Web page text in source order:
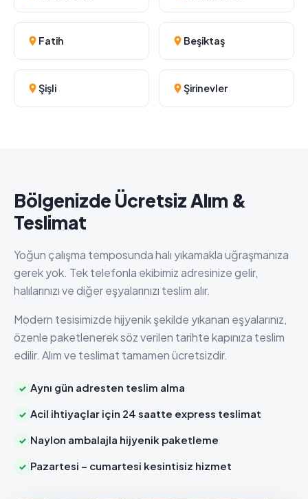
Fatih Beşiktaş
Şişli Şirinevler
Bölgenizde Ücretsiz Alım &
Teslimat
Yoğun çalışma temposunda halı yıkamakla uğraşmanıza
gerek yok. Tek telefonla ekibimiz adresinize gelir,
halılarınızı ve diğer eşyalarınızı teslim alır.
Modern tesisimizde hijyenik şekilde yıkanan eşyalarınız,
özenle paketlenerek söz verilen tarihte kapınıza teslim
edilir. Alım ve teslimat tamamen ücretsizdir.
Aynı gün adresten teslim alma
Acil ihtiyaçlar için 24 saatte express teslimat
Naylon ambalajla hijyenik paketleme
Pazartesi – cumartesi kesintisiz hizmet